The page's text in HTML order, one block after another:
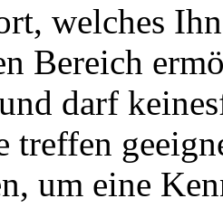
welches
Bereich
darf
treffen
um eine